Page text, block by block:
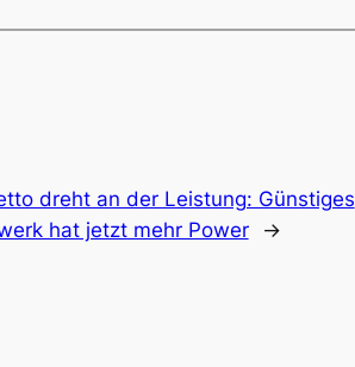
dreht an der Leistung: Günstiges
hat jetzt mehr Power
→